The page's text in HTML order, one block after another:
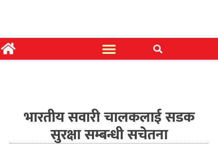
भारतीय सवारी चालकलाई सडक
सुरक्षा सम्बन्धी सचेतना